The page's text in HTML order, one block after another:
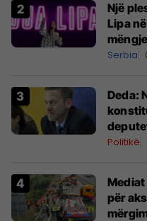
Një
Lipa
shpall
Serbia
Deda:
rëndë
Politikë
për